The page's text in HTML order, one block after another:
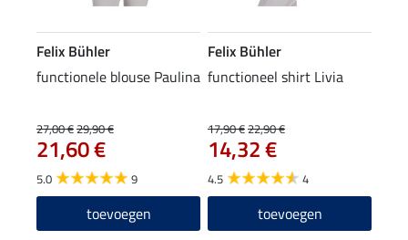
Felix Bühler
functionele blouse Paulina
27,00 €29,90 €
21,60 €
5.0 9
toevoegen
Felix Bühler
functioneel shirt Livia
17,90 €22,90 €
14,32 €
4.5 4
toevoegen